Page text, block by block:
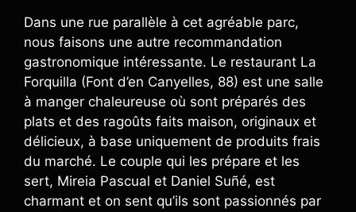
Dans une rue parallèle à cet agréable parc,
nous faisons une autre recommandation
gastronomique intéressante. Le restaurant La
Forquilla (Font d’en Canyelles, 88) est une salle
à manger chaleureuse où sont préparés des
plats et des ragoûts faits maison, originaux et
délicieux, à base uniquement de produits frais
du marché. Le couple qui les prépare et les
sert, Mireia Pascual et Daniel Suñé, est
charmant et on sent qu’ils sont passionnés par